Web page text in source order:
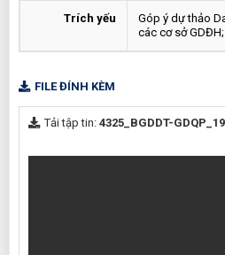
Trích yếu
Góp ý dự thảo
các cơ sở GDĐH;
FILE ĐÍNH KÈM
Tải tập tin: 4325_BGDDT-